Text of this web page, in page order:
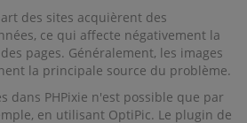
des sites acquièrent des
ce qui affecte négativement la
pages. Généralement, les images
la principale source du problème.
dans PHPixie n'est possible que par
en utilisant OptiPic. Le plugin de